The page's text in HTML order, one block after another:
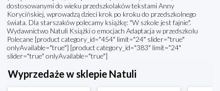
dostosowanymi do wieku przedszkolaków tekstami Anny
Korycińskiej, wprowadzą dzieci krok po kroku do przedszkolnego
świata. Dla starszaków polecamy książkę: "W szkole jest fajnie".
Wydawnictwo Natuli Książki o emocjach Adaptacja w przedszkolu
Polecane [product category_id="454" limit="24" slider="true"
onlyAvailable="true"] [product category_id="383" limit="24"
slider="true" onlyAvailable="true"]
Wyprzedaże w sklepie Natuli